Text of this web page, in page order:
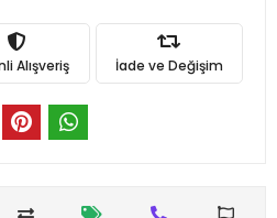
Alışveriş İade ve Değişim